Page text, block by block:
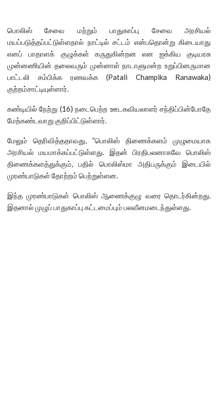
பொலிஸ் சேவை மற்றும் பாதுகாப்பு சேவை அரசியல்
மயப்படுத்தப்பட்டுள்ளதால் நாட்டில் சட்டம் என்பதொன்று கிடையாது
எனப் பாதாளக் குழுக்கள் கருதுகின்றன என ஐக்கிய குடியரசு
முன்னணியின் தலைவரும் முன்னாள் நாடாளுமன்ற உறுப்பினருமான
பாட்டலி சம்பிக்க ரணவக்க (Patali Champika Ranawaka)
குற்றம்சாட்டியுள்ளார்.
கண்டியில் நேற்று (16) நடைபெற்ற ஊடகவியலாளர் சந்திப்பின்போதே
மேற்கண்டவாறு குறிப்பிட்டுள்ளார்.
மேலும் தெரிவித்ததாவது, “பொலிஸ் திணைக்களம் முழுமையாக
அரசியல் மயமாக்கப்பட்டுள்ளது. இதன் பிரதிபலனாகவே பொலிஸ்
திணைக்களத்துக்கும், பதில் பொலிஸ்மா அதிபருக்கும் இடையில்
முரண்பாடுகள் தோற்றம் பெற்றுள்ளன.
இந்த முரண்பாடுகள் பொலிஸ் ஆணைக்குழு வரை தொடர்கின்றது.
இதனால் முழுப் பாதுகாப்பு கட்டமைப்பும் பலவீனமடைந்துள்ளது.